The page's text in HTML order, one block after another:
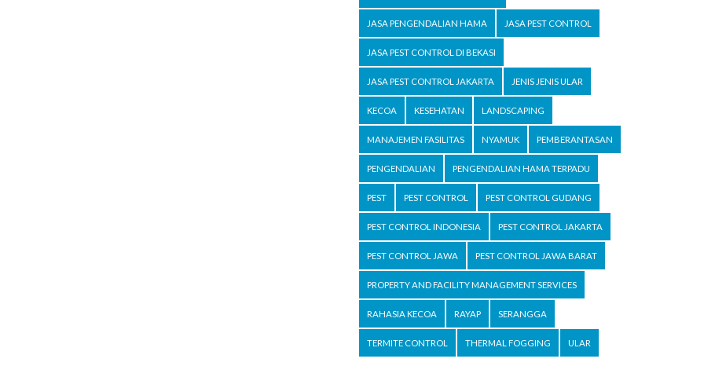
JASA PENGENDALIAN HAMA JASA PEST CONTROL
JASA PEST CONTROL DI BEKASI
JASA PEST CONTROL JAKARTA JENIS JENIS ULAR
KECOA KESEHATAN LANDSCAPING
MANAJEMEN FASILITAS NYAMUK PEMBERANTASAN
PENGENDALIAN PENGENDALIAN HAMA TERPADU
PEST PEST CONTROL PEST CONTROL GUDANG
PEST CONTROL INDONESIA PEST CONTROL JAKARTA
PEST CONTROL JAWA PEST CONTROL JAWA BARAT
PROPERTY AND FACILITY MANAGEMENT SERVICES
RAHASIA KECOA RAYAP SERANGGA
TERMITE CONTROL THERMAL FOGGING ULAR